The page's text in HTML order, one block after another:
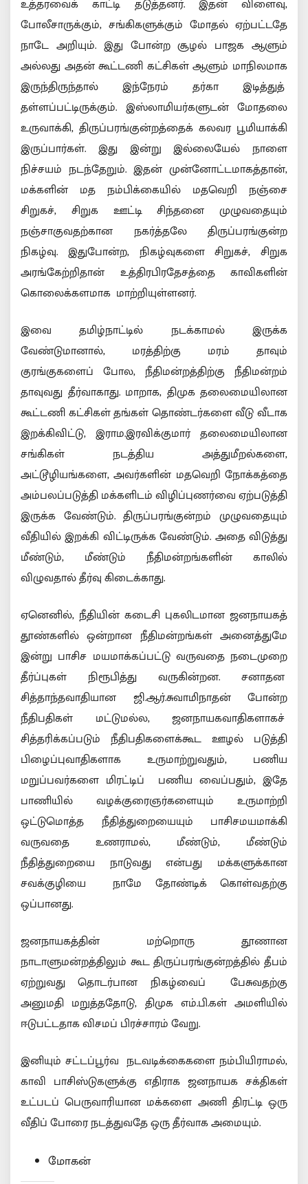
உத்தரவைக் காட்டி தடுத்தனர். இதன் விளைவு,
போலீசாருக்கும், சங்கிகளுக்கும் மோதல் ஏற்பட்டதே
நாடே அறியும். இது போன்ற சூழல் பாஜக ஆளும்
அல்லது அதன் கூட்டணி கட்சிகள் ஆளும் மாநிலமாக
இருந்திருந்தால் இந்நேரம் தர்கா இடித்துத்
தள்ளப்பட்டிருக்கும். இஸ்லாமியர்களுடன் மோதலை
உருவாக்கி, திருப்பரங்குன்றத்தைக் கலவர பூமியாக்கி
இருப்பார்கள். இது இன்று இல்லையேல் நாளை
நிச்சயம் நடந்தேறும். இதன் முன்னோட்டமாகத்தான்,
மக்களின் மத நம்பிக்கையில் மதவெறி நஞ்சை
சிறுகச், சிறுக ஊட்டி சிந்தனை முழுவதையும்
நஞ்சாகுவதற்கான நகர்த்தலே திருப்பரங்குன்ற
நிகழ்வு. இதுபோன்ற, நிகழ்வுகளை சிறுகச், சிறுக
அரங்கேற்றிதான் உத்திரபிரதேசத்தை காவிகளின்
கொலைக்களமாக மாற்றியுள்ளனர்.
இவை தமிழ்நாட்டில் நடக்காமல் இருக்க
வேண்டுமானால், மரத்திற்கு மரம் தாவும்
குரங்குகளைப் போல, நீதிமன்றத்திற்கு நீதிமன்றம்
தாவுவது தீர்வாகாது. மாறாக, திமுக தலைமையிலான
கூட்டணி கட்சிகள் தங்கள் தொண்டர்களை வீடு வீடாக
இறக்கிவிட்டு, இராம.இரவிக்குமார் தலைமையிலான
சங்கிகள் நடத்திய அத்துமீறல்களை,
அட்டூழியங்களை, அவர்களின் மதவெறி நோக்கத்தை
அம்பலப்படுத்தி மக்களிடம் விழிப்புணர்வை ஏற்படுத்தி
இருக்க வேண்டும். திருப்பரங்குன்றம் முழுவதையும்
வீதியில் இறக்கி விட்டிருக்க வேண்டும். அதை விடுத்து
மீண்டும், மீண்டும் நீதிமன்றங்களின் காலில்
விழுவதால் தீர்வு கிடைக்காது.
ஏனெனில், நீதியின் கடைசி புகலிடமான ஜனநாயகத்
தூண்களில் ஒன்றான நீதிமன்றங்கள் அனைத்துமே
இன்று பாசிச மயமாக்கப்பட்டு வருவதை நடைமுறை
தீர்ப்புகள் நிரூபித்து வருகின்றன. சனாதன
சித்தாந்தவாதியான ஜி.ஆர்.சுவாமிநாதன் போன்ற
நீதிபதிகள் மட்டுமல்ல, ஜனநாயகவாதிகளாகச்
சித்தரிக்கப்படும் நீதிபதிகளைக்கூட ஊழல் படுத்தி
பிழைப்புவாதிகளாக உருமாற்றுவதும், பணிய
மறுப்பவர்களை மிரட்டிப் பணிய வைப்பதும், இதே
பாணியில் வழக்குரைஞர்களையும் உருமாற்றி
ஒட்டுமொத்த நீதித்துறையையும் பாசிசமயமாக்கி
வருவதை உணராமல், மீண்டும், மீண்டும்
நீதித்துறையை நாடுவது என்பது மக்களுக்கான
சவக்குழியை நாமே தோண்டிக் கொள்வதற்கு
ஒப்பானது.
ஜனநாயகத்தின் மற்றொரு தூணான
நாடாளுமன்றத்திலும் கூட திருப்பரங்குன்றத்தில் தீபம்
ஏற்றுவது தொடர்பான நிகழ்வைப் பேசுவதற்கு
அனுமதி மறுத்ததோடு, திமுக எம்.பி.கள் அமளியில்
ஈடுபட்டதாக விசமப் பிரச்சாரம் வேறு.
இனியும் சட்டப்பூர்வ நடவடிக்கைகளை நம்பியிராமல்,
காவி பாசிஸ்டுகளுக்கு எதிராக ஜனநாயக சக்திகள்
உட்படப் பெருவாரியான மக்களை அணி திரட்டி ஒரு
வீதிப் போரை நடத்துவதே ஒரு தீர்வாக அமையும்.
மோகன்